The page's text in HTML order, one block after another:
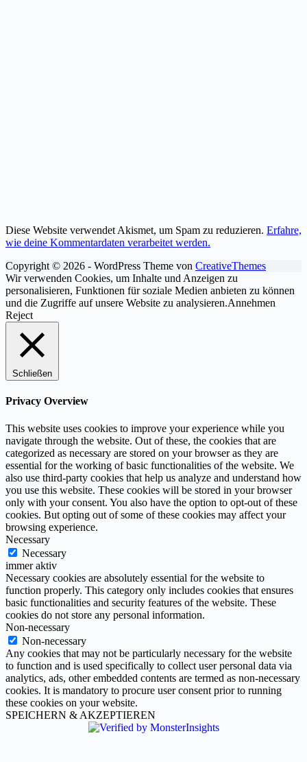
Diese Website verwendet Akismet, um Spam zu reduzieren. Erfahre,
wie deine Kommentardaten verarbeitet werden.
Copyright © 2026 - WordPress Theme von CreativeThemes
Wir verwenden Cookies, um Inhalte und Anzeigen zu
personalisieren, Funktionen für soziale Medien anbieten zu können
und die Zugriffe auf unsere Website zu analysieren.Annehmen
Reject
Schließen
Privacy Overview
This website uses cookies to improve your experience while you
navigate through the website. Out of these, the cookies that are
categorized as necessary are stored on your browser as they are
essential for the working of basic functionalities of the website. We
also use third-party cookies that help us analyze and understand how
you use this website. These cookies will be stored in your browser
only with your consent. You also have the option to opt-out of these
cookies. But opting out of some of these cookies may affect your
browsing experience.
Necessary
Necessary
immer aktiv
Necessary cookies are absolutely essential for the website to
function properly. This category only includes cookies that ensures
basic functionalities and security features of the website. These
cookies do not store any personal information.
Non-necessary
Non-necessary
Any cookies that may not be particularly necessary for the website
to function and is used specifically to collect user personal data via
analytics, ads, other embedded contents are termed as non-necessary
cookies. It is mandatory to procure user consent prior to running
these cookies on your website.
SPEICHERN & AKZEPTIEREN